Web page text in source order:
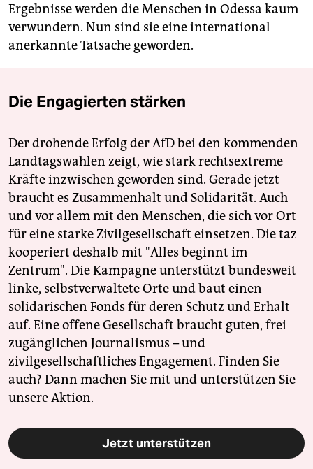
Ergebnisse werden die Menschen in Odessa kaum
verwundern. Nun sind sie eine international
anerkannte Tatsache geworden.
Die Engagierten stärken
Der drohende Erfolg der AfD bei den kommenden
Landtagswahlen zeigt, wie stark rechtsextreme
Kräfte inzwischen geworden sind. Gerade jetzt
braucht es Zusammenhalt und Solidarität. Auch
und vor allem mit den Menschen, die sich vor Ort
für eine starke Zivilgesellschaft einsetzen. Die taz
kooperiert deshalb mit "Alles beginnt im
Zentrum". Die Kampagne unterstützt bundesweit
linke, selbstverwaltete Orte und baut einen
solidarischen Fonds für deren Schutz und Erhalt
auf. Eine offene Gesellschaft braucht guten, frei
zugänglichen Journalismus – und
zivilgesellschaftliches Engagement. Finden Sie
auch? Dann machen Sie mit und unterstützen Sie
unsere Aktion.
Jetzt unterstützen